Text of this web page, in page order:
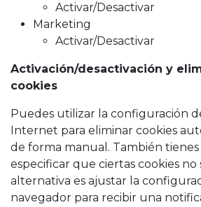
Activar/Desactivar
Marketing
Activar/Desactivar
Activación/desactivación y
cookies
Puedes utilizar la configuración
Internet para eliminar cookies
de forma manual. También
especificar que ciertas cookies
alternativa es ajustar la
navegador para recibir una